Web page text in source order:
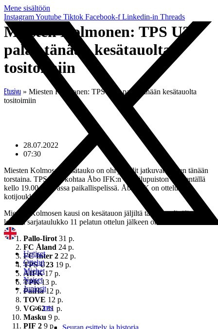
Mene sisältöön
InstagramYoutube Tiktok Facebook-f Linkedin-in Threads
Uutiset
Ottelut
Miehet
Naiset
Juniorit
TPS
Miesten Kolmonen: TPS U23
palaa tänään kesätauolta
tositoimiin
Etusivu » Miesten Kolmonen: TPS U23 palaa tänään kesätauolta
tositoimiin
28.07.2022
07:30
Miesten Kolmosen kesätauko on ohi ja pelit jatkuvat jälleen tänään
torstaina. TPS U23 kohtaa Åbo IFK:n Urheilupuiston Yläkentällä
kello 19.00 alkavassa paikallispelissä. Åbo IFK on ottelussa
kotijoukkue.
Miesten Kolmosen kausi on kesätauon jäljiltä tasan puolivälissä. A-
lohkon sarjataulukko 11 pelatun ottelun jälkeen on seuraavanlainen:
Pallo-Iirot 31 p.
FC Åland 24 p.
FC Inter 2 22 p.
TPS U23 19 p.
ÅIFK17 p.
TPK13 p.
PaiHa12 p.
TOVE 12 p.
VG-6211 p.
Masku 9 p.
PIF 2 9 p.